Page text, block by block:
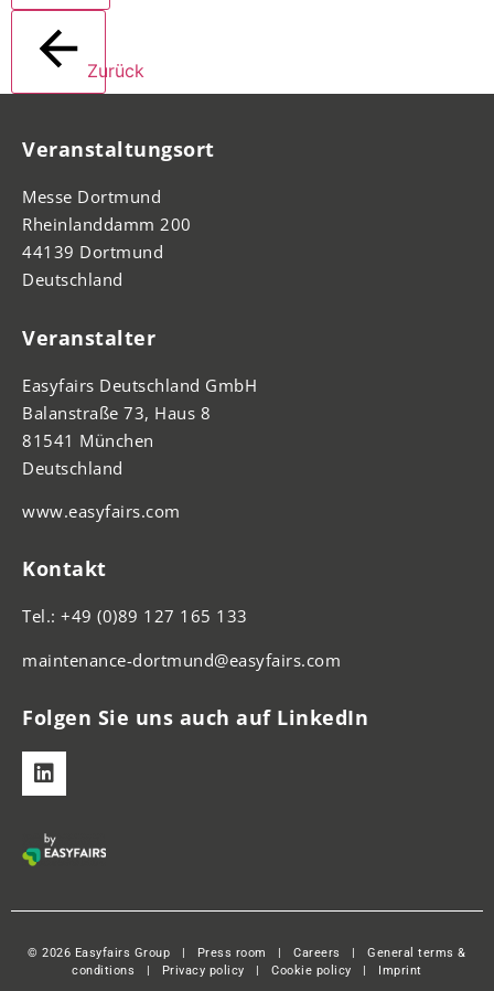
Zurück
Veranstaltungsort
Messe Dortmund
Rheinlanddamm 200
44139 Dortmund
Deutschland
Veranstalter
Easyfairs Deutschland GmbH
Balanstraße 73, Haus 8
81541 München
Deutschland
www.easyfairs.com
Kontakt
Tel.: +49 (0)89 127 165 133
maintenance-dortmund@easyfairs.com
Folgen Sie uns auch auf LinkedIn
© 2026 Easyfairs Group Press room |Careers |General terms &
conditions
Privacy policy |Cookie policy Imprint